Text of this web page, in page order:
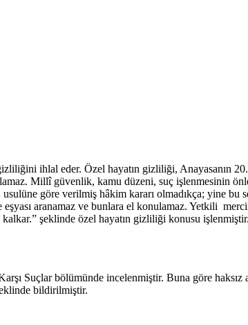
ihlal eder. Özel hayatın gizliliği, Anayasanın
Millî güvenlik, kamu düzeni, suç işlenmesinin
göre verilmiş hâkim kararı olmadıkça; yine
eşyası aranamaz ve bunlara el konulamaz. Yetkili
şeklinde özel hayatın gizliliği konusu işlenmiştir.
Suçlar bölümünde incelenmiştir. Buna göre
bildirilmiştir.